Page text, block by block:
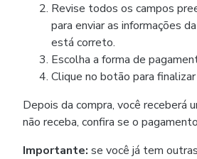
Revise todos os campos
para enviar as informações
está correto.
Escolha a forma de
Clique no botão para finalizar
Depois da compra, você receberá
não receba, confira se o
Importante: se você já tem